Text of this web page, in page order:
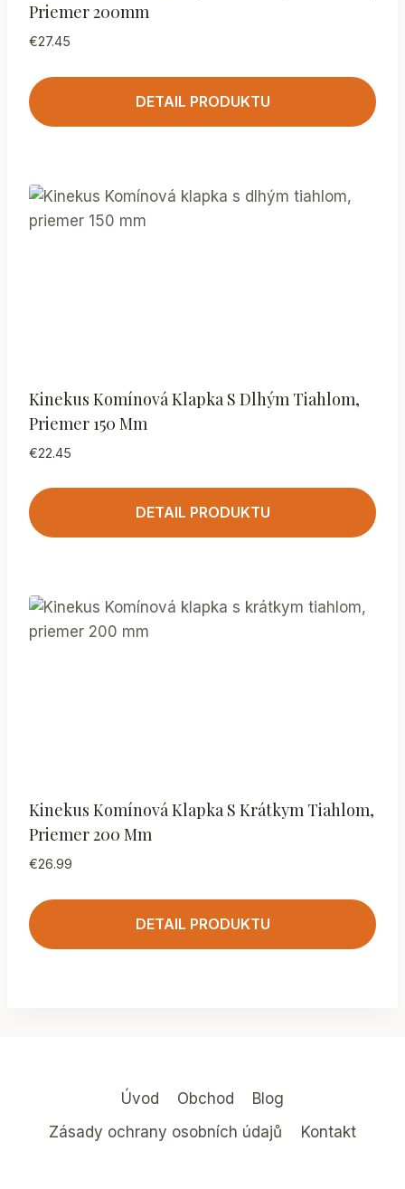
Priemer 200mm
€27.45
DETAIL PRODUKTU
Kinekus Komínová Klapka S Dlhým Tiahlom,
Priemer 150 Mm
€22.45
DETAIL PRODUKTU
Kinekus Komínová Klapka S Krátkym Tiahlom,
Priemer 200 Mm
€26.99
DETAIL PRODUKTU
Úvod Obchod
Blog
Zásady ochrany osobních údajů
Kontakt